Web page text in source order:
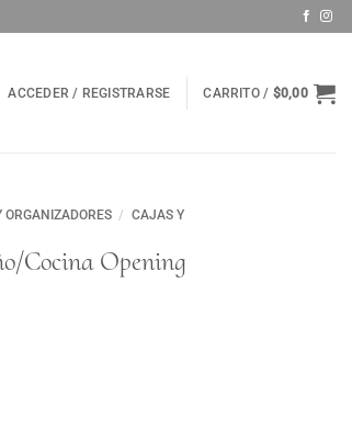
ACCEDER / REGISTRARSE CARRITO / $0,00
ORGANIZADORES / CAJAS Y
Cocina Opening